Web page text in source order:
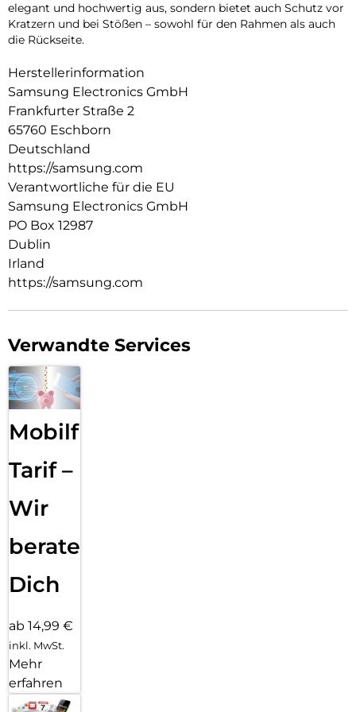
elegant und hochwertig aus, sondern bietet auch Schutz vor
Kratzern und bei Stößen – sowohl für den Rahmen als auch
die Rückseite.
Herstellerinformation
Samsung Electronics GmbH
Frankfurter Straße 2
65760 Eschborn
Deutschland
https://samsung.com
Verantwortliche für die EU
Samsung Electronics GmbH
PO Box 12987
Dublin
Irland
https://samsung.com
Verwandte Services
Mobilfunk
Tarif –
Wir
beraten
Dich
ab 14,99 €
inkl. MwSt.
Mehr
erfahren